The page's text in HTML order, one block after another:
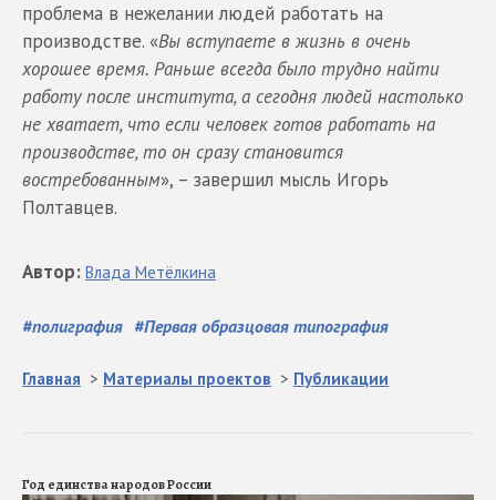
проблема в нежелании людей работать на
производстве. «Вы вступаете в жизнь в очень
хорошее время. Раньше всегда было трудно найти
работу после института, а сегодня людей настолько
не хватает, что если человек готов работать на
производстве, то он сразу становится
востребованным», – завершил мысль Игорь
Полтавцев.
#полиграфия #Первая образцовая типография
Автор: Влада Метёлкина
Главная > Материалы проектов > Публикации
Год единства народов России